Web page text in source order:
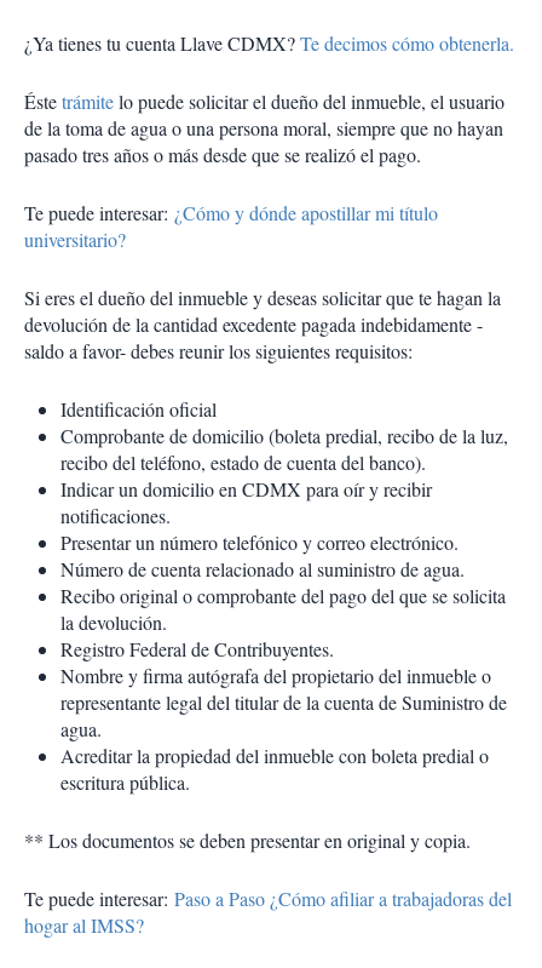
¿Ya tienes tu cuenta Llave CDMX?Te decimos cómo obtenerla.
Éstetrámitelo puede solicitar el dueño del inmueble, el usuario
de la toma de agua o una persona moral, siempre que no hayan
pasado tres años o más desde que se realizó el pago.
Te puede interesar: ¿Cómo y dónde apostillar mi título
universitario?
Si eres el dueño del inmueble y deseas solicitar que te hagan la
devolución de la cantidad excedente pagada indebidamente -
saldo a favor- debes reunir los siguientes requisitos:
Identificación oficial
Comprobante de domicilio (boleta predial, recibo de la luz,
recibo del teléfono, estado de cuenta del banco).
Indicar un domicilio en CDMX para oír y recibir
notificaciones.
Presentar un número telefónico y correo electrónico.
Número de cuenta relacionado al suministro de agua.
Recibo original o comprobante del pago del que se solicita
la devolución.
Registro Federal de Contribuyentes.
Nombre y firma autógrafa del propietario del inmueble o
representante legal del titular de la cuenta de Suministro de
agua.
Acreditar la propiedad del inmueble con boleta predial o
escritura pública.
** Los documentos se deben presentar en original y copia.
Te puede interesar: Paso a Paso ¿Cómo afiliar a trabajadoras del
hogar al IMSS?